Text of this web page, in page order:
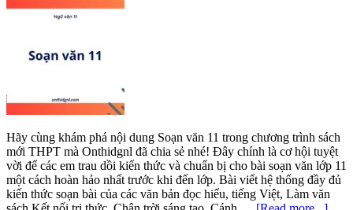
Hãy cùng khám phá nội dung Soạn văn 11 trong chương trình sách
mới THPT mà Onthidgnl đã chia sẻ nhé! Đây chính là cơ hội tuyệt
vời để các em trau dồi kiến thức và chuẩn bị cho bài soạn văn lớp 11
một cách hoàn hảo nhất trước khi đến lớp. Bài viết hệ thống đầy đủ
kiến thức soạn bài của các văn bản đọc hiểu, tiếng Việt, Làm văn